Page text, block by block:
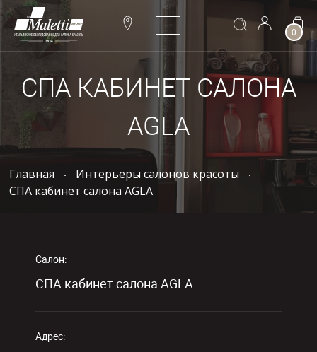
0
СПА КАБИНЕТ САЛОНА
AGLA
Главная
Интерьеры салонов красоты
СПА кабинет салона AGLA
Салон:
СПА кабинет салона AGLA
Адрес: